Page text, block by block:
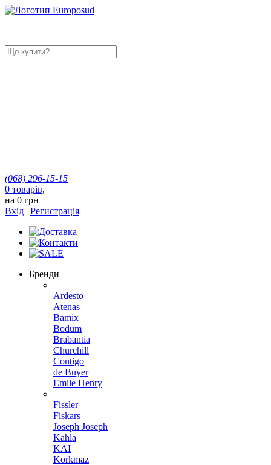
(068) 296-15-15
0 товарів,
на 0 грн
Вхід | Регистрація
Бренди
Ardesto
Atenas
Bamix
Bodum
Brabantia
Churchill
Contigo
de Buyer
Emile Henry
Fissler
Fiskars
Joseph Joseph
Kahla
KAI
Korkmaz